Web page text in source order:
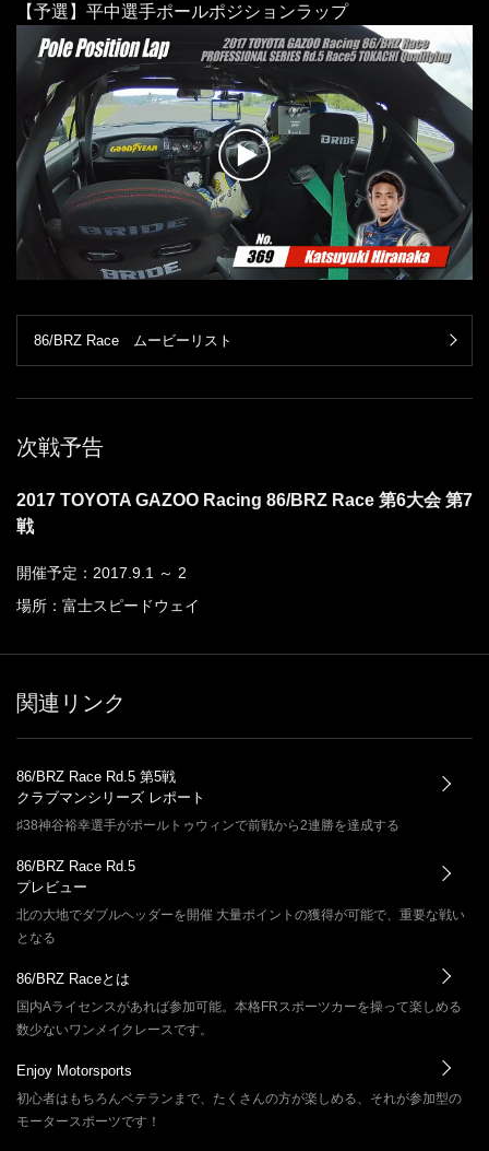
【予選】平中選手ポールポジションラップ
86/BRZ Race ムービーリスト
次戦予告
2017 TOYOTA GAZOO Racing 86/BRZ Race 第6大会 第7
戦
開催予定：2017.9.1 ～ 2
場所：富士スピードウェイ
関連リンク
86/BRZ Race Rd.5 第5戦
クラブマンシリーズ レポート
♯38神谷裕幸選手がポールトゥウィンで前戦から2連勝を達成する
86/BRZ Race Rd.5
プレビュー
北の大地でダブルヘッダーを開催 大量ポイントの獲得が可能で、重要な戦い
となる
86/BRZ Raceとは
国内Aライセンスがあれば参加可能。本格FRスポーツカーを操って楽しめる
数少ないワンメイクレースです。
Enjoy Motorsports
初心者はもちろんベテランまで、たくさんの方が楽しめる、それが参加型の
モータースポーツです！